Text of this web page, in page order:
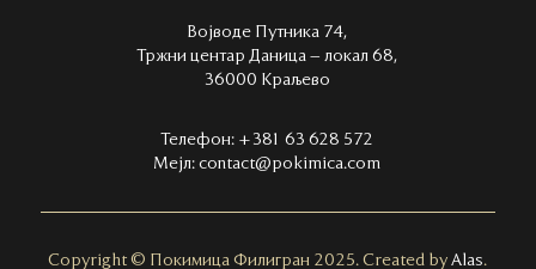
Војводе Путника 74,
Тржни центар Даница – локал 68,
36000 Краљево
Телефон: +381 63 628 572
Мејл:contact@pokimica.com
Copyright © Покимица Филигран 2025. Created by Alas.